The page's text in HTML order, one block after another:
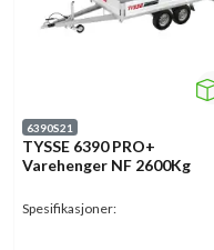
6390S21
TYSSE 6390 PRO+
Varehenger NF 2600Kg
Spesifikasjoner: